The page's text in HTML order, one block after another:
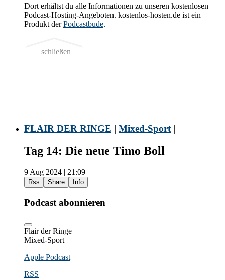
Dort erhältst du alle Informationen zu unseren kostenlosen
Podcast-Hosting-Angeboten. kostenlos-hosten.de ist ein
Produkt derPodcastbude.
schließen
FLAIR DER RINGE | Mixed-Sport|
Tag 14: Die neue Timo Boll
9 Aug 2024 | 21:09
Rss Share Info
Podcast abonnieren
Flair der Ringe
Mixed-Sport
Apple Podcast
RSS